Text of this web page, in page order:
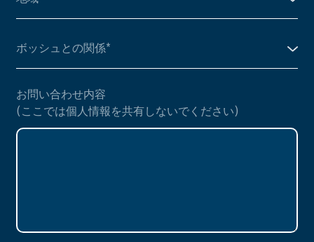
お問い合わせ内容
(ここでは個人情報を共有しないでください)